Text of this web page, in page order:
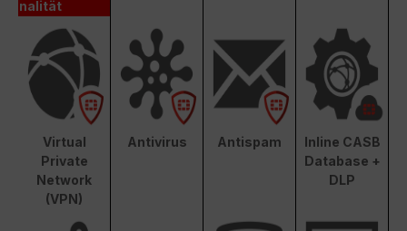
nalität
Virtual
Private
Network
(VPN)
Antivirus Antispam
Inline CASB
Database +
DLP